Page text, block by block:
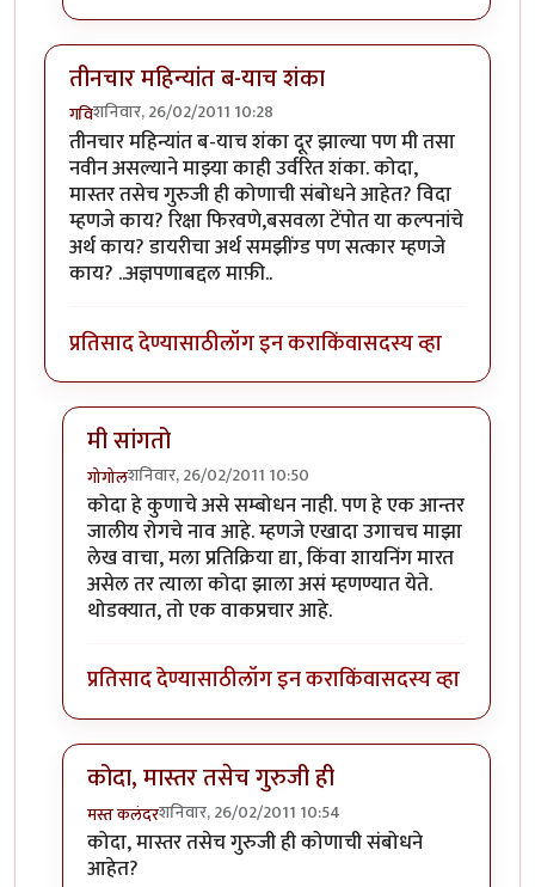
तीनचार महिन्यांत ब-याच शंका
गविशनिवार, 26/02/2011 10:28
तीनचार महिन्यांत ब-याच शंका दूर झाल्या पण मी तसा
नवीन असल्याने माझ्या काही उर्वरित शंका. कोदा,
मास्तर तसेच गुरुजी ही कोणाची संबोधने आहेत? विदा
म्हणजे काय? रिक्षा फिरवणे,बसवला टेंपोत या कल्पनांचे
अर्थ काय? डायरीचा अर्थ समझींग्ड पण सत्कार म्हणजे
काय? ..अज्ञपणाबद्दल माफ़ी..
प्रतिसाद देण्यासाठीलॉग इन कराकिंवासदस्य व्हा
मी सांगतो
गोगोलशनिवार, 26/02/2011 10:50
In reply toतीनचार महिन्यांत ब-याच शंकाbyगवि
कोदा हे कुणाचे असे सम्बोधन नाही. पण हे एक आन्तर
जालीय रोगचे नाव आहे. म्हणजे एखादा उगाचच माझा
लेख वाचा, मला प्रतिक्रिया द्या, किंवा शायनिंग मारत
असेल तर त्याला कोदा झाला असं म्हणण्यात येते.
थोडक्यात, तो एक वाकप्रचार आहे.
प्रतिसाद देण्यासाठीलॉग इन कराकिंवासदस्य व्हा
कोदा, मास्तर तसेच गुरुजी ही
मस्त कलंदरशनिवार, 26/02/2011 10:54
In reply toतीनचार महिन्यांत ब-याच शंकाby
कोदा, मास्तर तसेच गुरुजी ही कोणाची संबोधने
आहेत?